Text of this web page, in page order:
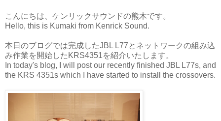
こんにちは、ケンリックサウンドの熊木です。
Hello, this is Kumaki from Kenrick Sound.
本日のブログでは完成したJBL L77とネットワークの組み込
み作業を開始したKRS4351を紹介いたします。
In today's blog, I will post our recently finished JBL L77s, and
the KRS 4351s which I have started to install the crossovers.